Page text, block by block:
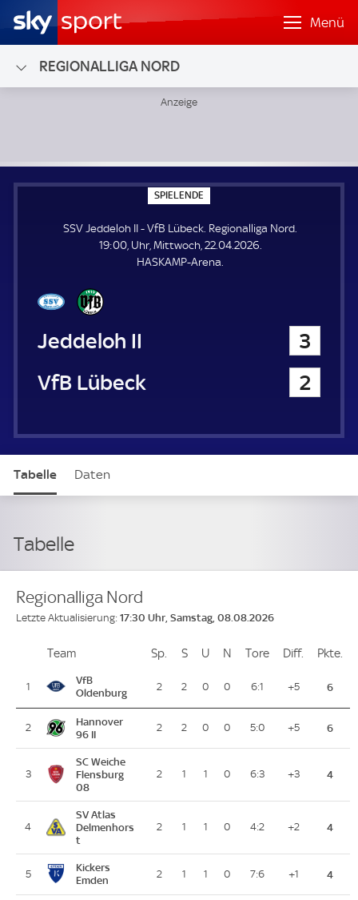
Menü
REGIONALLIGA NORD
SPIELENDE
P
E
L
E
N
SSV Jeddeloh II - VfB Lübeck. Regionalliga Nord.
19:00, Uhr, Mittwoch, 22.04.2026.
HASKAMP-Arena.
SSV Jeddeloh II
3
VfB Lübeck
2
Tabelle Daten
Tabelle
Regionalliga Nord
Letzte Aktualisierung: 17:30 Uhr, Samstag, 08.08.2026
PlatzTeam Sp. Spiele
SSiege
U Unentschieden
N Niederlagen
Tore ToreDiff. Differenz
Pkte.
1
VfB
Oldenburg
2 2 0 0 6:1 +5 6
2
Hannover
96 II
2 2 0 0 5:0 +5 6
3
SC Weiche
Flensburg
08
2 1 1 0 6:3 +3 4
4
SV Atlas
Delmenhors
t
2 1 1 0 4:2 +2 4
5
Kickers
Emden
2 1 1 0 7:6 +1 4